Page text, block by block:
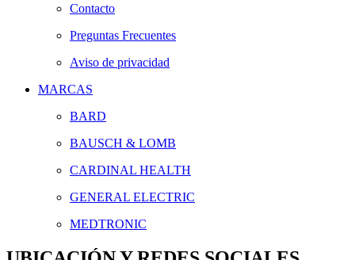
Contacto
Preguntas Frecuentes
Aviso de privacidad
MARCAS
BARD
BAUSCH & LOMB
CARDINAL HEALTH
GENERAL ELECTRIC
MEDTRONIC